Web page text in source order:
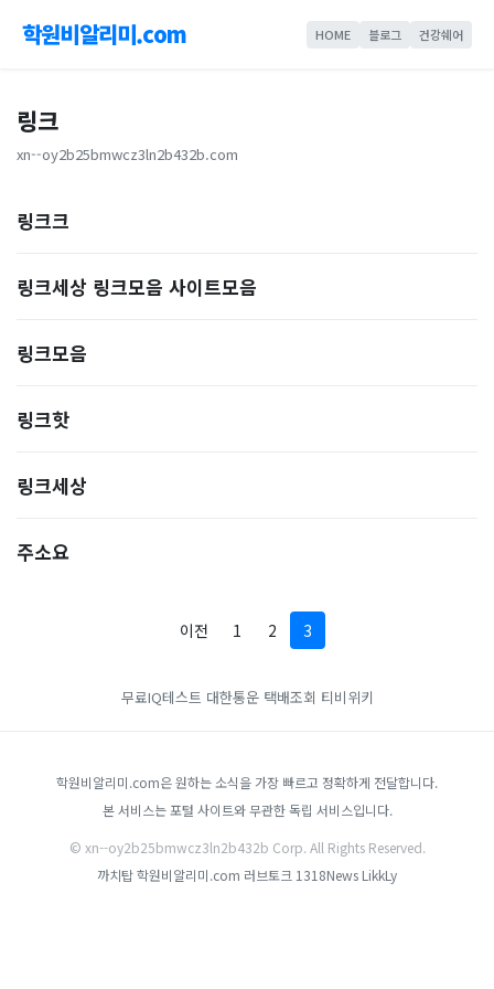
학원비알리미.com HOME 블로그 건강쉐어
링크
xn--oy2b25bmwcz3ln2b432b.com
링크크
링크세상 링크모음 사이트모음
링크모음
링크핫
링크세상
주소요
이전 1 2 3
무료IQ테스트 대한통운 택배조회 티비위키
학원비알리미.com은 원하는 소식을 가장 빠르고 정확하게 전달합니다.
본 서비스는 포털 사이트와 무관한 독립 서비스입니다.
© xn--oy2b25bmwcz3ln2b432b Corp. All Rights Reserved.
까치탑학원비알리미.com 러브토크 1318News LikkLy